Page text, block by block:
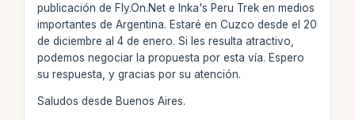
publicación de Fly.On.Net e Inka's Peru Trek en medios
importantes de Argentina. Estaré en Cuzco desde el 20
de diciembre al 4 de enero. Si les resulta atractivo,
podemos negociar la propuesta por esta vía. Espero
su respuesta, y gracias por su atención.
Saludos desde Buenos Aires.